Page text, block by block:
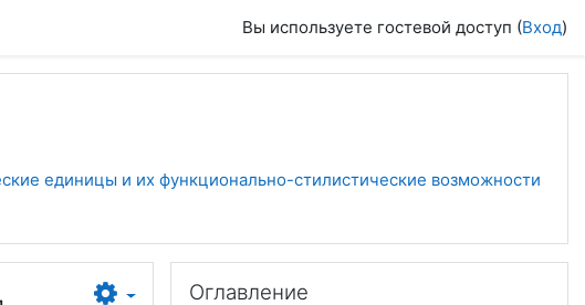
Вы используете гостевой доступ (Вход)
единицы и их функционально-стилистические возможности
Оглавление